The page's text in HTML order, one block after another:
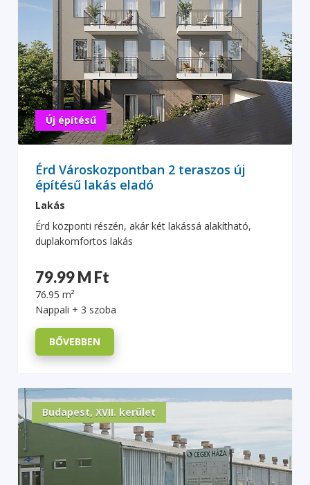
Új építésű
Érd Városkozpontban 2 teraszos új
építésű lakás eladó
Lakás
Érd központi részén, akár két lakássá alakítható,
duplakomfortos lakás
79.99 M Ft
76.95 m²
Nappali + 3 szoba
BŐVEBBEN
Budapest, XVII. kerület